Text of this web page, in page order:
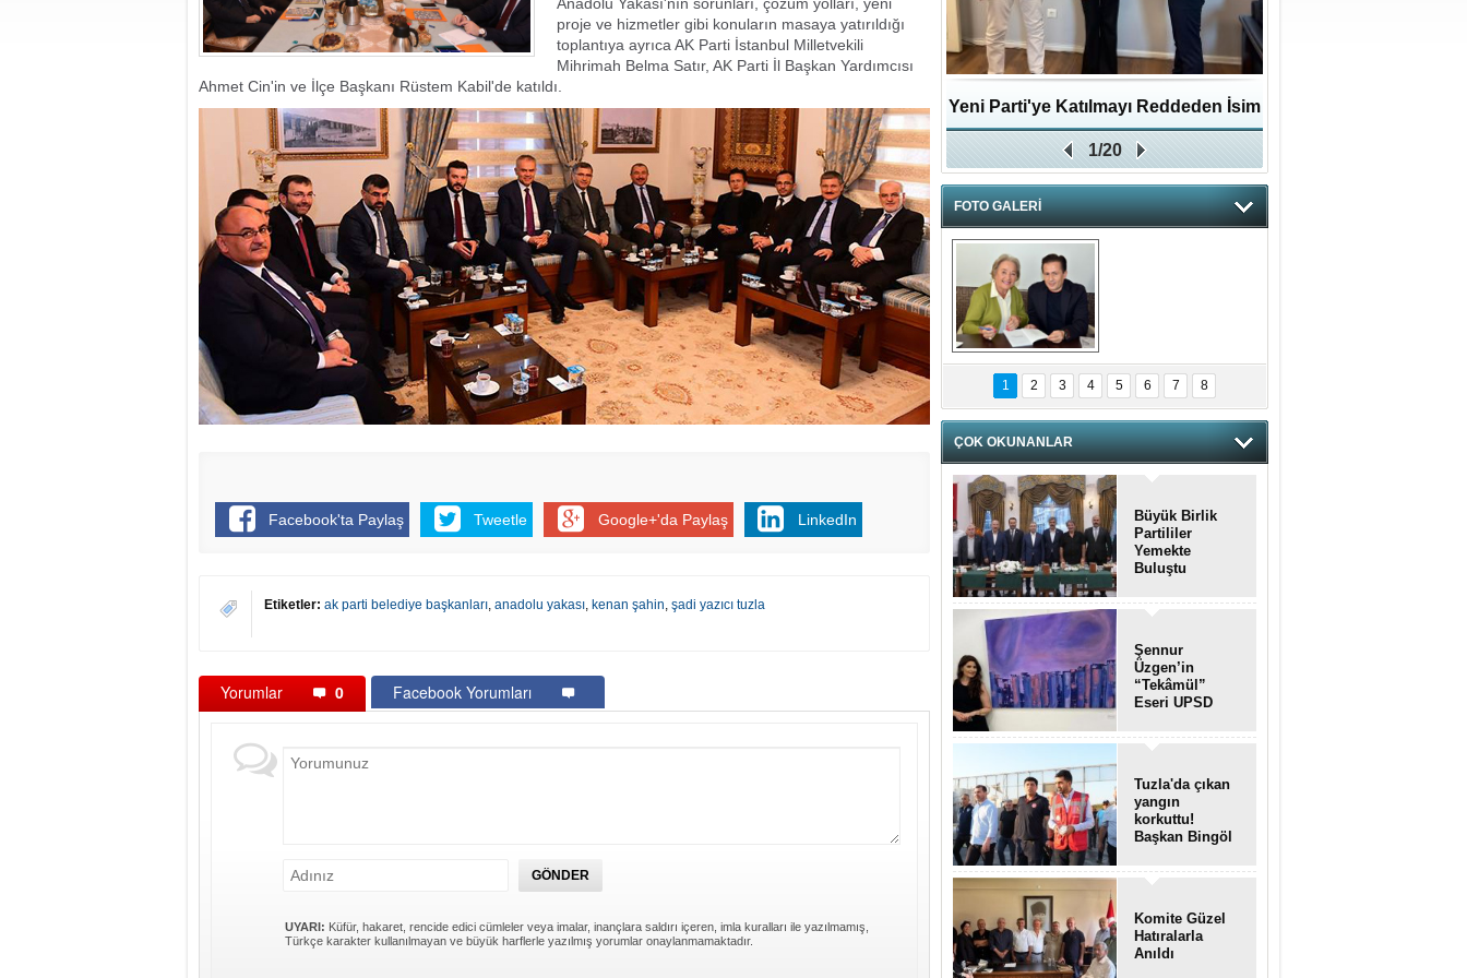
proje ve hizmetler gibi konuların masaya yatırıldığı
toplantıya ayrıca AK Parti İstanbul Milletvekili
Mihrimah Belma Satır, AK Parti İl Başkan Yardımcısı
Ahmet Cin'in ve İlçe Başkanı Rüstem Kabil'de katıldı.
Facebook'ta Paylaş Tweetle Google+'da Paylaş LinkedIn
Etiketler: ak parti belediye başkanları, anadolu yakası, kenan şahin, şadi yazıcı tuzla
Yorumlar 0 Facebook Yorumları
UYARI: Küfür, hakaret, rencide edici cümleler veya imalar, inançlara saldırı içeren, imla kuralları ile yazılmamış,
Türkçe karakter kullanılmayan ve büyük harflerle yazılmış yorumlar onaylanmamaktadır.
Yeni Parti'ye Katılmayı Reddeden İsim
Zafer Partisi'ne katıldı
1/20
FOTO GALERİ
hnzzzna
1 2 3 4 5 6 7 8
ÇOK OKUNANLAR
Büyük Birlik
Partililer
Yemekte
Buluştu
Şennur
Üzgen’in
“Tekâmül”
Eseri UPSD
Sergisi’nde
Tuzla'da çıkan
yangın
korkuttu!
Başkan Bingöl
Komite Güzel
Hatıralarla
Anıldı